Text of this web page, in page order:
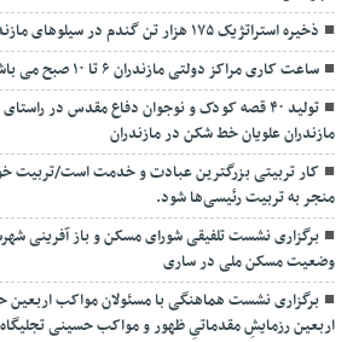
ذخیره استراتژیک ۱۷۵ هزار تن گندم در سیلوهای مازندران
ساعت کاری مراکز دولتی مازندران ۶ تا ۱۰ صبح می باشد.
تولید ۴۰ قصه کودک و نوجوان دفاع مقدس در
مازندران علویان خط شکن در مازندران
کار تربیتی بزرگترین عبادت و خدمت است/تربیت
منجر به تربیت رئیسی‌ها شود.
برگزاری ‌نشست تلفیقی شورای مسکن و باز آفرینی
وضعیت مسکن ملی در ساری
برگزاری نشست هماهنگی با مسئولان مواکب
اربعین رزمایشِ مقدماتیِ ظهور و مواکب حسینی